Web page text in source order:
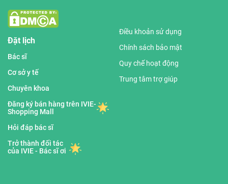
Đặt lịch
Bác sĩ
Cơ sở y tế
Chuyên khoa
Đăng ký bán hàng trên IVIE-
Shopping Mall
Hỏi đáp bác sĩ
Trở thành đối tác
của IVIE - Bác sĩ ơi
Điều khoản sử dụng
Chính sách bảo mật
Quy chế hoạt động
Trung tâm trợ giúp